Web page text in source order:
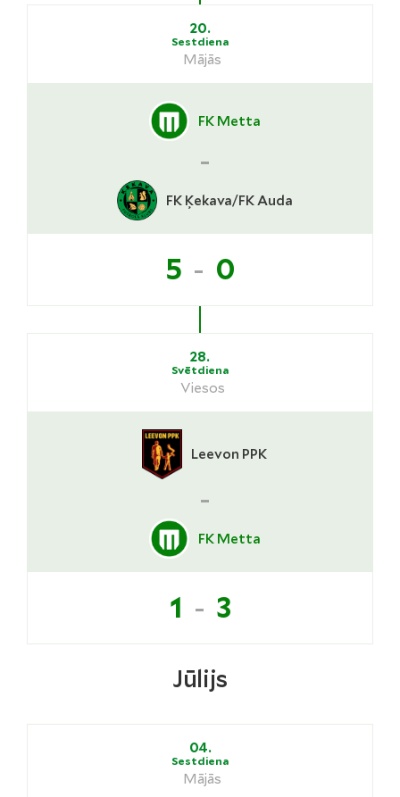
20.
Sestdiena
Mājās
FK Metta
-
FK Ķekava/FK Auda
5 - 0
28.
Svētdiena
Viesos
Leevon PPK
-
FK Metta
1 - 3
Jūlijs
04.
Sestdiena
Mājās